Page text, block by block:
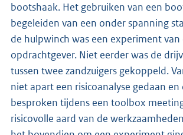
bootshaak. Het gebruiken van een
begeleiden van een onder spanning
de hulpwinch was een experiment van
opdrachtgever. Niet eerder was de
tussen twee zandzuigers gekoppeld.
niet apart een risicoanalyse gedaan
besproken tijdens een toolbox
risicovolle aard van de